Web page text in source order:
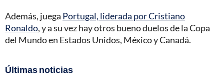
Además, juega Portugal, liderada por Cristiano
Ronaldo, y a su vez hay otros bueno duelos de la Copa
del Mundo en Estados Unidos, México y Canadá.
Últimas noticias